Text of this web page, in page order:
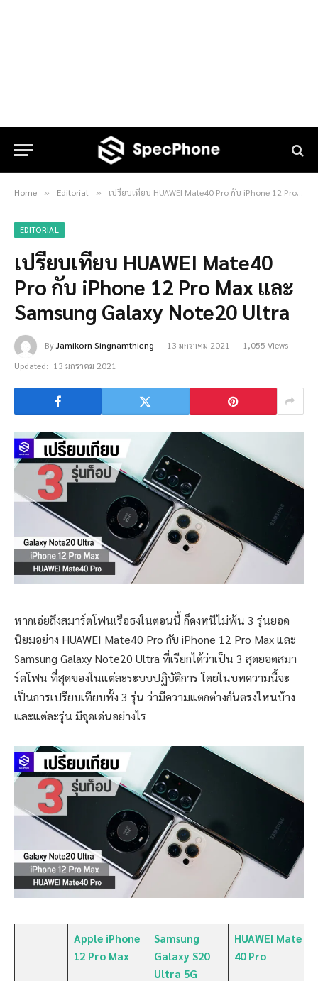
Home » Editorial » เปรียบเทียบ HUAWEI Mate40 Pro กับ iPhone 12 Pro Max และ Samsung Galaxy Note20 Ultra
EDITORIAL
เปรียบเทียบ HUAWEI Mate40
Pro กับ iPhone 12 Pro Max และ
Samsung Galaxy Note20 Ultra
ByJamikorn Singnamthieng 13 มกราคม 2021
1,055 Views
Updated: 13 มกราคม 2021
หากเอ่ยถึงสมาร์ตโฟนเรือธงในตอนนี้ ก็คงหนีไม่พ้น 3 รุ่นยอด
นิยมอย่าง HUAWEI Mate40 Pro กับ iPhone 12 Pro Max และ
Samsung Galaxy Note20 Ultra ที่เรียกได้ว่าเป็น 3 สุดยอดสมา
ร์ตโฟน ที่สุดของในแต่ละระบบปฏิบัติการ โดยในบทความนี้จะ
เป็นการเปรียบเทียบทั้ง 3 รุ่น ว่ามีความแตกต่างกันตรงไหนบ้าง
และแต่ละรุ่น มีจุดเด่นอย่างไร
Apple iPhone
12 Pro Max
Samsung
Galaxy S20
Ultra 5G
HUAWEI Mate
40 Pro